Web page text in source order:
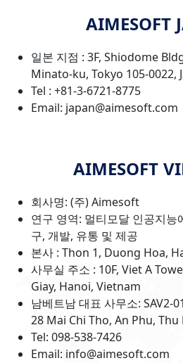
AIMESOFT
일본 지점 : 3F, Shiodome
Minato-ku, Tokyo 105-0022,
Tel : +81-3-6721-8775
Email: japan@aimesoft.com
AIMESOFT
회사명: (주) Aimesoft
연구 영역: 멀티모달 인공지능
구, 개발, 유통 및 제공
본사 : Thon 1, Duong Hoa,
사무실 주소 : 10F, Viet A
Giay, Hanoi, Vietnam
남베트남 대표 사무소: SAV2-
28 Mai Chi Tho, An Phu,
Tel: 098-538-7426
Email: info@aimesoft.com